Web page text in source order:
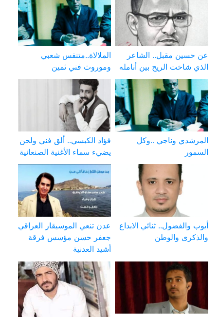
عن حسين مقبل.. الشاعر
الذي شاخت الريح بين أنامله
الملالاة..متنفس شعبي
وموروث فني ثمين
المرشدي وناجي ..وكل
السمور
فؤاد الكبسي.. ألق فني ولحن
يضيء سماء الأغنية الصنعانية
أيوب والفضول.. ثنائي الابداع
والذكرى والوطن
عدن تنعي الموسيقار العراقي
جعفر حسن مؤسس فرقة
أشيد العدنية